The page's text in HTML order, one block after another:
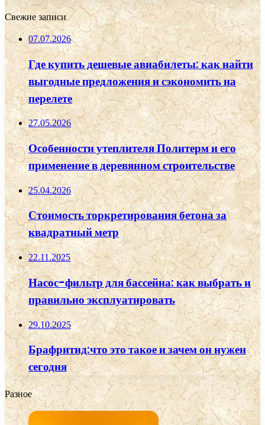
Свежие записи
07.07.2026
Где купить дешевые авиабилеты: как найти
выгодные предложения и сэкономить на
перелете
27.05.2026
Особенности утеплителя Политерм и его
применение в деревянном строительстве
25.04.2026
Стоимость торкретирования бетона за
квадратный метр
22.11.2025
Насос-фильтр для бассейна: как выбрать и
правильно эксплуатировать
29.10.2025
Брафритид:что это такое и зачем он нужен
сегодня
Разное